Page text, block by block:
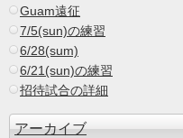
Guam遠征
7/5(sun)の練習
6/28(sum)
6/21(sun)の練習
招待試合の詳細
アーカイブ